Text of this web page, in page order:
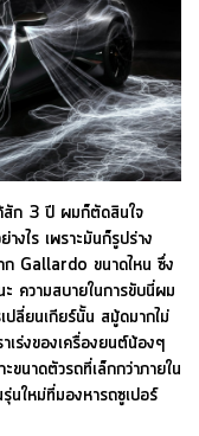
ด้สัก 3 ปี ผมก็ตัดสินใจ
งไร เพราะมันก็รูปร่าง
ก Gallardo ขนาดไหน ซึ่ง
ความสบายในการขับนี่ผม
ปลี่ยนเกียร์นั้น สมู้ดมากไม่
เร่งของเครื่องยนต์น้องๆ
นาดตัวรถที่เล็กกว่าภายใน
ใหม่ที่มองหารถซูเปอร์